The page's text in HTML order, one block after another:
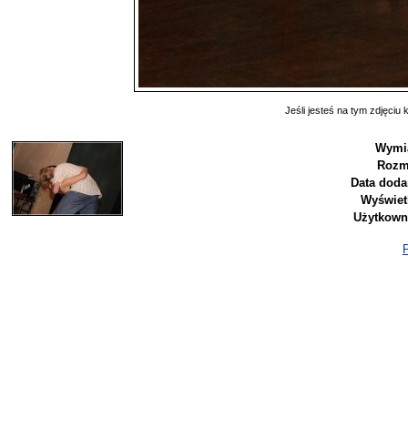
Jeśli jesteś na tym zdjęciu
Data